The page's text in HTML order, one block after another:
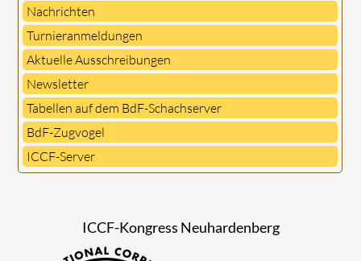
Nachrichten
Turnieranmeldungen
Aktuelle Ausschreibungen
Newsletter
Tabellen auf dem BdF-Schachserver
BdF-Zugvogel
ICCF-Server
ICCF-Kongress Neuhardenberg